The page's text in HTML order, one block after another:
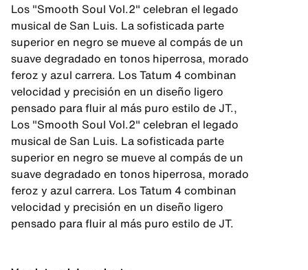
Los "Smooth Soul Vol.2" celebran el legado
musical de San Luis. La sofisticada parte
superior en negro se mueve al compás de un
suave degradado en tonos hiperrosa, morado
feroz y azul carrera. Los Tatum 4 combinan
velocidad y precisión en un diseño ligero
pensado para fluir al más puro estilo de JT.,
Los "Smooth Soul Vol.2" celebran el legado
musical de San Luis. La sofisticada parte
superior en negro se mueve al compás de un
suave degradado en tonos hiperrosa, morado
feroz y azul carrera. Los Tatum 4 combinan
velocidad y precisión en un diseño ligero
pensado para fluir al más puro estilo de JT.